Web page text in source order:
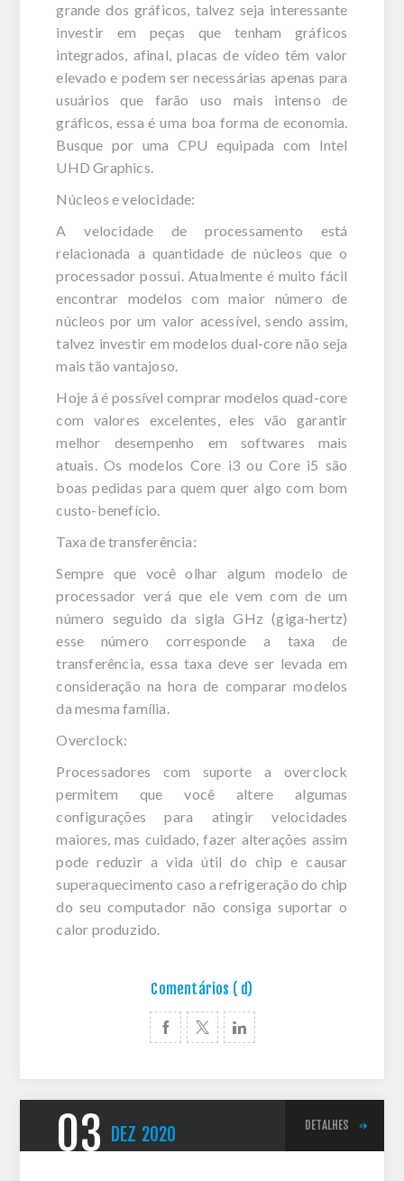
grande dos gráficos, talvez seja interessante
investir em peças que tenham gráficos
integrados, afinal, placas de vídeo têm valor
elevado e podem ser necessárias apenas para
usuários que farão uso mais intenso de
gráficos, essa é uma boa forma de economia.
Busque por uma CPU equipada com Intel
UHD Graphics.
Núcleos e velocidade:
A velocidade de processamento está
relacionada a quantidade de núcleos que o
processador possui. Atualmente é muito fácil
encontrar modelos com maior número de
núcleos por um valor acessível, sendo assim,
talvez investir em modelos dual-core não seja
mais tão vantajoso.
Hoje á é possível comprar modelos quad-core
com valores excelentes, eles vão garantir
melhor desempenho em softwares mais
atuais. Os modelos Core i3 ou Core i5 são
boas pedidas para quem quer algo com bom
custo-benefício.
Taxa de transferência:
Sempre que você olhar algum modelo de
processador verá que ele vem com de um
número seguido da sigla GHz (giga-hertz)
esse número corresponde a taxa de
transferência, essa taxa deve ser levada em
consideração na hora de comparar modelos
da mesma família.
Overclock:
Processadores com suporte a overclock
permitem que você altere algumas
configurações para atingir velocidades
maiores, mas cuidado, fazer alterações assim
pode reduzir a vida útil do chip e causar
superaquecimento caso a refrigeração do chip
do seu computador não consiga suportar o
calor produzido.
Comentários ( d)
03 DEZ 2020 DETALHES